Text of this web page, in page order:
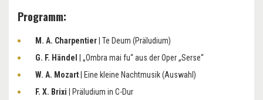
Programm:
M. A. Charpentier | Te Deum (Präludium)
G. F. Händel
| „Ombra mai fu“ aus der Oper „Serse“
W. A. Mozart | Eine kleine Nachtmusik (Auswahl)
F. X. Brixi
| Präludium in C-Dur